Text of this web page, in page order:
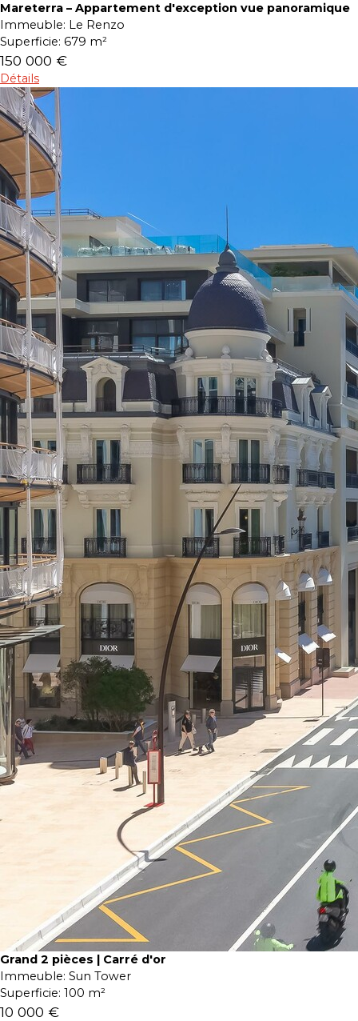
Mareterra – Appartement d'exception vue panoramique
Immeuble: Le Renzo
Superficie: 679 m²
150 000 €
Détails
Grand 2 pièces | Carré d'or
Immeuble: Sun Tower
Superficie: 100 m²
10 000 €